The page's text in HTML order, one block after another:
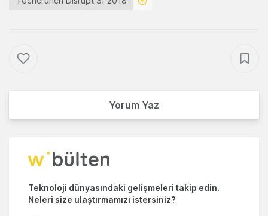
Yorum Yaz
Teknoloji dünyasındaki gelişmeleri takip edin.
Neleri size ulaştırmamızı istersiniz?